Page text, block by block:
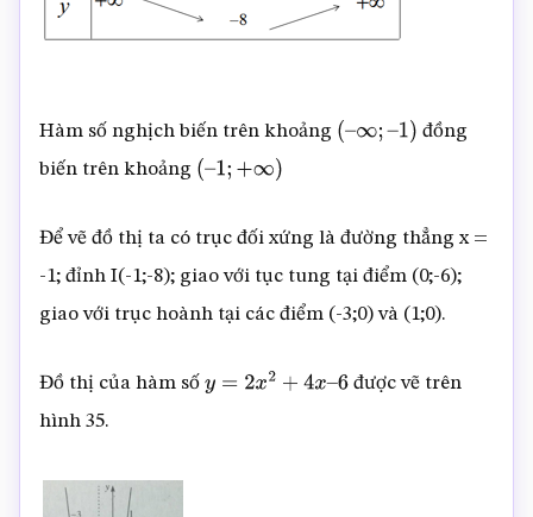
Hàm số nghịch biến trên khoảng ( ∞;– )
đồng
biến trên khoảng ( 1;+ ∞)
Để vẽ đồ thị ta có trục đối xứng là đường thẳng x =
-1; đỉnh I(-1;-8); giao với tục tung tại điểm (0;-6);
giao với trục hoành tại các điểm (-3;0) và (1;0).
Đồ thị của hàm số y =2 x2+ x 6
được vẽ trên
hình 35.